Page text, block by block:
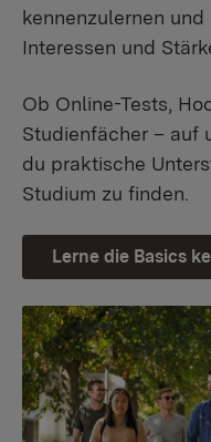
kennenzulernen
Interessen und
Ob Online-Tests,
Studienfächer – auf
du praktische
Studium zu finden.
Lerne die Basics